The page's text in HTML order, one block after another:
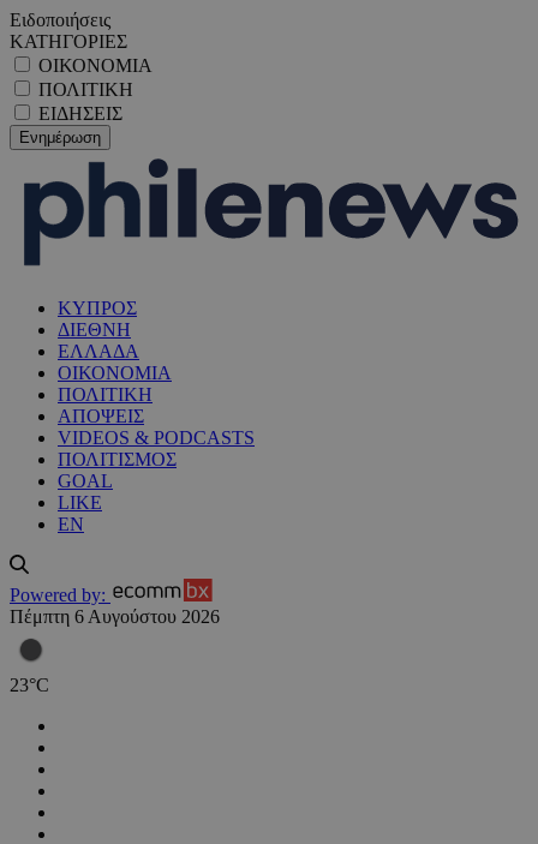
Ειδοποιήσεις
ΚΑΤΗΓΟΡΙΕΣ
ΟΙΚΟΝΟΜΙΑ
ΠΟΛΙΤΙΚΗ
ΕΙΔΗΣΕΙΣ
ΚΥΠΡΟΣ
ΔΙΕΘΝΗ
ΕΛΛΑΔΑ
ΟΙΚΟΝΟΜΙΑ
ΠΟΛΙΤΙΚΗ
ΑΠΟΨΕΙΣ
VIDEOS & PODCASTS
ΠΟΛΙΤΙΣΜΟΣ
GOAL
LIKE
EN
Powered by:
Πέμπτη 6 Αυγούστου 2026
23°C